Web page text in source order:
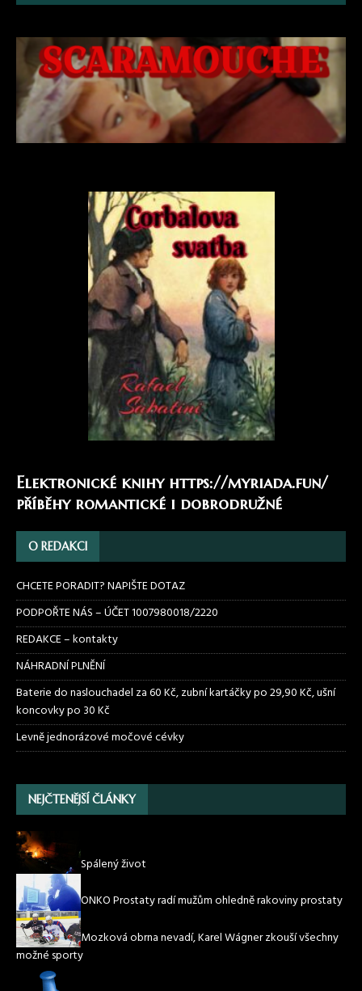
Elektronické knihy https://myriada.fun/
příběhy romantické i dobrodružné
O REDAKCI
CHCETE PORADIT? NAPIŠTE DOTAZ
PODPOŘTE NÁS – ÚČET 1007980018/2220
REDAKCE – kontakty
NÁHRADNÍ PLNĚNÍ
Baterie do naslouchadel za 60 Kč, zubní kartáčky po 29,90 Kč, ušní
koncovky po 30 Kč
Levně jednorázové močové cévky
NEJČTENĚJŠÍ ČLÁNKY
Spálený život
ONKO Prostaty radí mužům ohledně rakoviny prostaty
Mozková obrna nevadí, Karel Wágner zkouší všechny
možné sporty